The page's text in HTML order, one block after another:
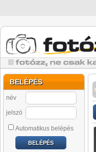
BELÉPÉS
név
jelszó
Automatikus belépés